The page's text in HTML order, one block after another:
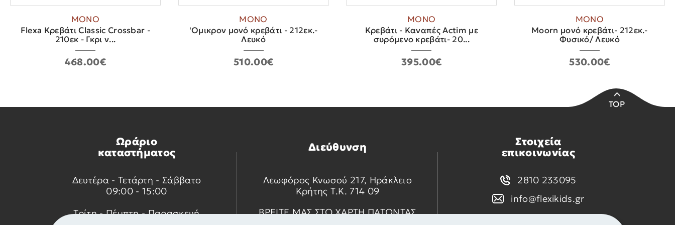
ΜΟΝΟ
Flexa Κρεβάτι Classic Crossbar -
210εκ - Γκρι ν...
468.00€
ΜΟΝΟ
'Ομικρον μονό κρεβάτι - 212εκ.-
Λευκό
510.00€
ΜΟΝΟ
Κρεβάτι - Καναπές Actim με
συρόμενο κρεβάτι- 20...
395.00€
ΜΟΝΟ
Moorn μονό κρεβάτι- 212εκ.-
Φυσικό/ Λευκό
530.00€
TOP
Ωράριο
καταστήματος
Δευτέρα - Τετάρτη - Σάββατο
09:00 - 15:00
Τρίτη - Πέμπτη - Παρασκευή
Διεύθυνση
Λεωφόρος Κνωσού 217, Ηράκλειο
Κρήτης Τ.Κ. 714 09
ΒΡΕΙΤΕ ΜΑΣ ΣΤΟ ΧΑΡΤΗ ΠΑΤΩΝΤΑΣ
Στοιχεία
επικοινωνίας
2810 233095
info@flexikids.gr